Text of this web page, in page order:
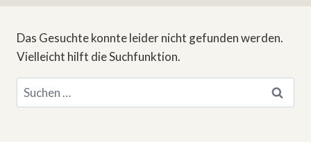
Das Gesuchte konnte leider nicht gefunden werden.
Vielleicht hilft die Suchfunktion.
Suchen
nach: